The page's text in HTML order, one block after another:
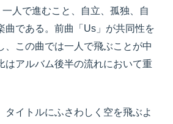
一人で進むこと、自立、孤独、自
曲である。前曲「Us」が共同性を
、この曲では一人で飛ぶことが中
はアルバム後半の流れにおいて重
タイトルにふさわしく空を飛ぶよ